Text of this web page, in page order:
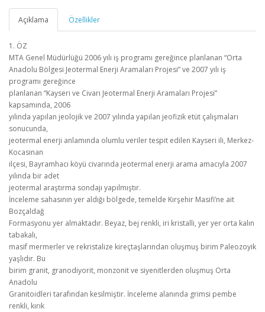
Açıklama Özellikler
1. ÖZ
MTA Genel Müdürlüğü 2006 yılı iş programı gereğince planlanan “Orta
Anadolu Bölgesi Jeotermal Enerji Aramaları Projesi” ve 2007 yılı iş
programı gereğince
planlanan “Kayseri ve Civarı Jeotermal Enerji Aramaları Projesi”
kapsamında, 2006
yılında yapılan jeolojik ve 2007 yılında yapılan jeofizik etüt çalışmaları
sonucunda,
jeotermal enerji anlamında olumlu veriler tespit edilen Kayseri ili, Merkez-
Kocasinan
ilçesi, Bayramhacı köyü civarında jeotermal enerji arama amacıyla 2007
yılında bir adet
jeotermal araştırma sondajı yapılmıştır.
İnceleme sahasının yer aldığı bölgede, temelde Kırşehir Masifi’ne ait
Bozçaldağ
Formasyonu yer almaktadır. Beyaz, bej renkli, iri kristalli, yer yer orta kalın
tabakalı,
masif mermerler ve rekristalize kireçtaşlarından oluşmuş birim Paleozoyik
yaşlıdır. Bu
birim granit, granodiyorit, monzonit ve siyenitlerden oluşmuş Orta
Anadolu
Granitoidleri tarafından kesilmiştir. İnceleme alanında grimsi pembe
renkli, kırık